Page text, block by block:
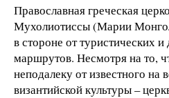
Православная греческая
Мухолиотиссы (Марии
в стороне от туристических
маршрутов. Несмотря на то,
неподалеку от известного на
византийской культуры –